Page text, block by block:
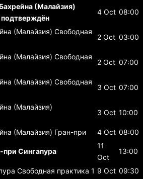
(Малайзия)
4 Oct 08:00
(Малайзия) Свободная
2 Oct 03:00
(Малайзия) Свободная
2 Oct 07:00
(Малайзия) Свободная
3 Oct 07:00
(Малайзия)
3 Oct 10:00
(Малайзия) Гран-при 4 Oct 08:00
при Сингапура
11
Oct
13:00
Свободная практика 1 9 Oct 09:30